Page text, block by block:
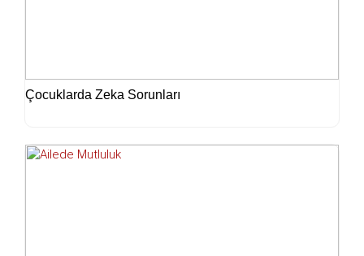
Çocuklarda Zeka Sorunları